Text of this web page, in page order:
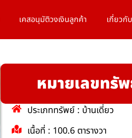
เคสอนุมัติวงเงินลูกค้า เกี่ยวกั
หมายเลขทรั
ประเภททรัพย์ : บ้านเดี่ยว
เนื้อที่ : 100.6 ตารางวา